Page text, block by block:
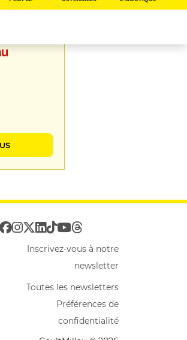
Inscrivez-vous à notre
newsletter
Toutes les newsletters
Préférences de
confidentialité